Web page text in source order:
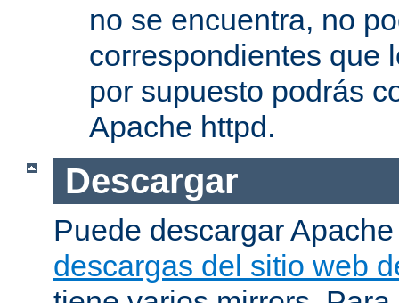
no se encuentra, no
correspondientes que
por supuesto podrás
Apache httpd.
Descargar
Puede descargar
descargas del sitio web